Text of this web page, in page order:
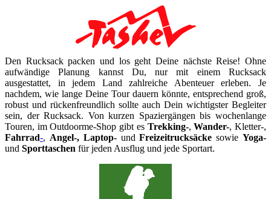
Den Rucksack packen und los geht Deine nächste Reise! Ohne
aufwändige Planung kannst Du, nur mit einem Rucksack
ausgestattet, in jedem Land zahlreiche Abenteuer erleben. Je
nachdem, wie lange Deine Tour dauern könnte, entsprechend groß,
robust und rückenfreundlich sollte auch Dein wichtigster Begleiter
sein, der Rucksack. Von kurzen Spaziergängen bis wochenlange
Touren, im Outdoorme-Shop gibt es Trekking-,Wander-, Kletter-,
Fahrrad-, Angel-, Laptop-undFreizeitrucksäcke sowieYoga-
und Sporttaschen für jeden Ausflug und jede Sportart.